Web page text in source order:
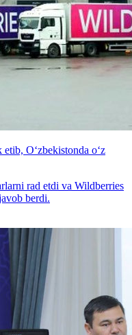
O‘zbekistonda o‘z
rad etdi va Wildberries
berdi.